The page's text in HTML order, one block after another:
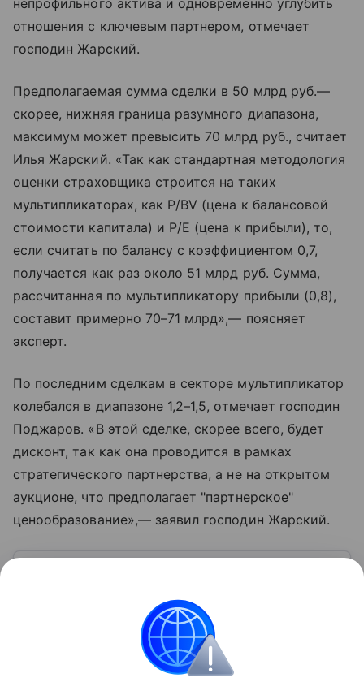
непрофильного актива и одновременно углубить
отношения с ключевым партнером, отмечает
господин Жарский.
Предполагаемая сумма сделки в 50 млрд руб.—
скорее, нижняя граница разумного диапазона,
максимум может превысить 70 млрд руб., считает
Илья Жарский. «Так как стандартная методология
оценки страховщика строится на таких
мультипликаторах, как P/BV (цена к балансовой
стоимости капитала) и P/E (цена к прибыли), то,
если считать по балансу с коэффициентом 0,7,
получается как раз около 51 млрд руб. Сумма,
рассчитанная по мультипликатору прибыли (0,8),
составит примерно 70–71 млрд»,— поясняет
эксперт.
По последним сделкам в секторе мультипликатор
колебался в диапазоне 1,2–1,5, отмечает господин
Поджаров. «В этой сделке, скорее всего, будет
дисконт, так как она проводится в рамках
стратегического партнерства, а не на открытом
аукционе, что предполагает "партнерское"
ценообразование»,— заявил господин Жарский.
В статье рассмотрим, что скрывается за понятием
капитала, какие его виды существуют и как им
грамотно управлять.